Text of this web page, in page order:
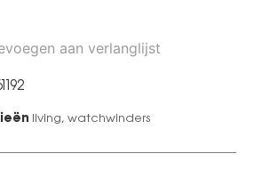
aan verlanglijst
living, watchwinders